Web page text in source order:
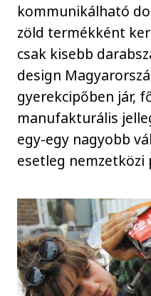
kommunikálható
zöld termékként
csak kisebb
design
gyerekcipőben jár,
manufakturális
egy-egy nagyobb
esetleg nemzetközi